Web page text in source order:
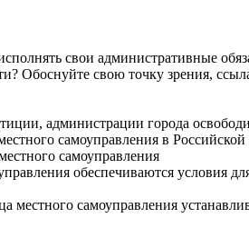
свои административные
Обоснуйте свою точку зрения,
администрации города
самоуправления в Российской
самоуправления
обеспечиваются условия
самоуправления